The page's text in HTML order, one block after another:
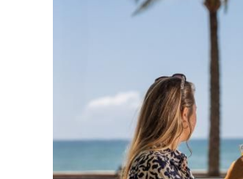
Sur la promenade de la
DECOUVRIR >